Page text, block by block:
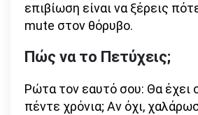
επιβίωση είναι να ξέρεις
mute στον θόρυβο.
Πώς να το Πετύχεις;
Ρώτα τον εαυτό σου: Θα έχει
πέντε χρόνια; Αν όχι,